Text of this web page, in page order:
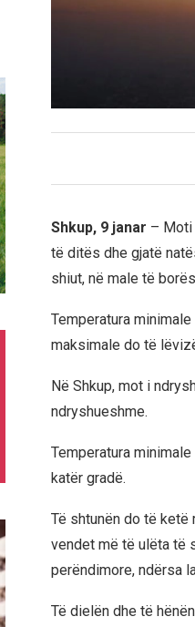
Shkup, 9 janar – Moti
të ditës dhe gjatë
shiut, në male të
Temperatura
maksimale do të
Në Shkup, mot i
ndryshueshme.
Temperatura
katër gradë.
Të shtunën do të ketë
vendet më të ulëta të
perëndimore, ndërsa
Të dielën dhe të